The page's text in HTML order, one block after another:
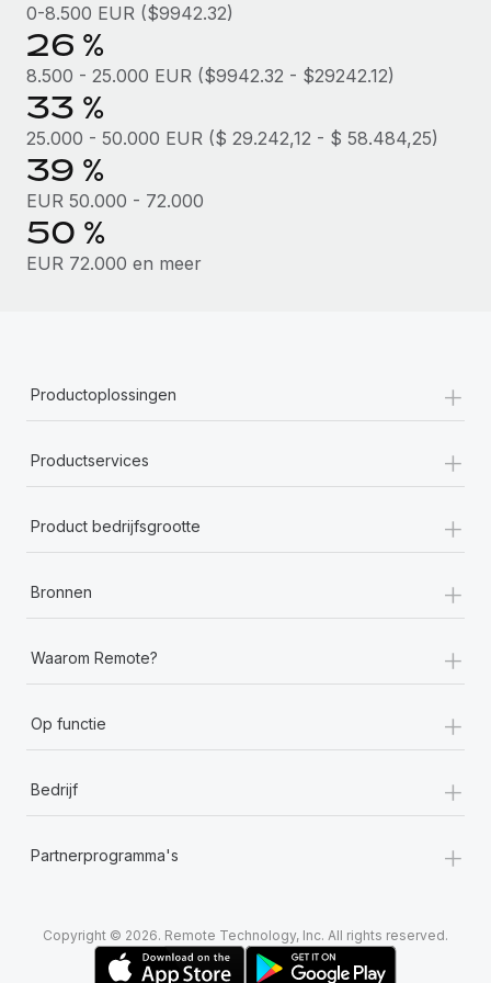
0-8.500 EUR ($9942.32)
26 %
8.500 - 25.000 EUR ($9942.32 - $29242.12)
33 %
25.000 - 50.000 EUR ($ 29.242,12 - $ 58.484,25)
39 %
EUR 50.000 - 72.000
50 %
EUR 72.000 en meer
Productoplossingen +
Productservices +
Product bedrijfsgrootte +
Bronnen +
Waarom Remote? +
Op functie +
Bedrijf +
Partnerprogramma's +
Copyright © 2026. Remote Technology, Inc. All rights reserved.